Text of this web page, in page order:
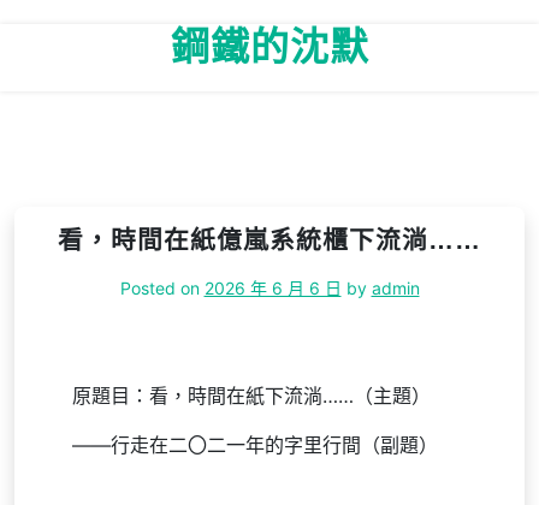
鋼鐵的沈默
看，時間在紙億嵐系統櫃下流淌……
Posted on 2026 年 6 月 6 日 by admin
原題目：看，時間在紙下流淌……（主題）
——行走在二〇二一年的字里行間（副題）